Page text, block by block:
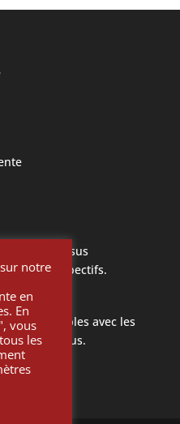
ci dessus
respectifs.
compatibles avec les
ci-dessus.
notre
en
En
vous
les